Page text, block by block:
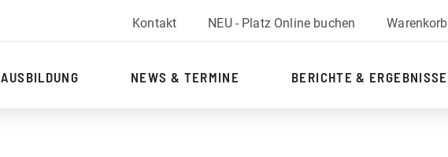
Kontakt NEU - Platz Online buchen Warenkorb
AUSBILDUNG NEWS & TERMINE BERICHTE & ERGEBNISSE